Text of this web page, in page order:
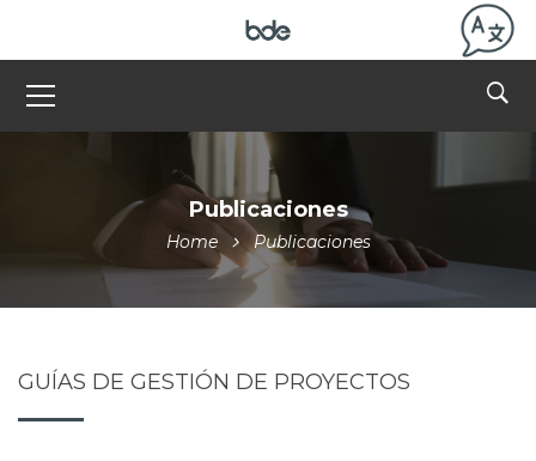
Publicaciones
Home Publicaciones
GUÍAS DE GESTIÓN DE PROYECTOS